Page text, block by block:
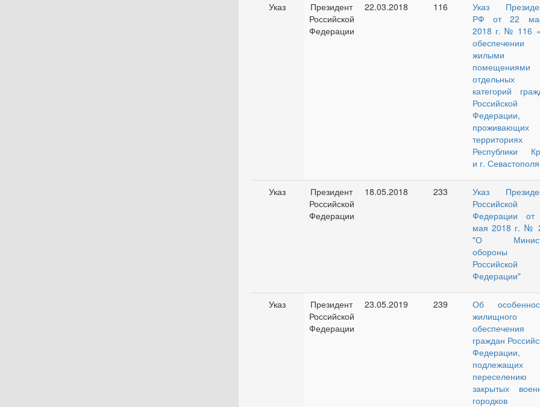
Указ
Президент
Российской
Федерации
22.03.2018 116
Указ
РФ от 22
2018 г. № 116
обеспечении
жилыми
помещениями
отдельных
категорий
Российской
Федерации,
проживающих
территориях
Республики
и г.
Указ
Президент
Российской
Федерации
18.05.2018 233
Указ
Российской
Федерации
мая 2018 г. №
"О
обороны
Российской
Федерации"
Указ
Президент
Российской
Федерации
23.05.2019 239
Об
жилищного
обеспечения
граждан
Федерации,
подлежащих
переселению
закрытых
городков